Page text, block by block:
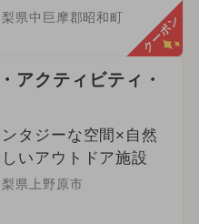
梨県中巨摩郡昭和町 クーポン
アクティビティ・
タジーな空間×自然
いアウトドア施設
梨県上野原市